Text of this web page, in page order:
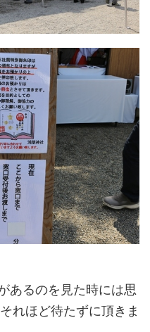
あるのを見た時には思
れほど待たずに頂きま